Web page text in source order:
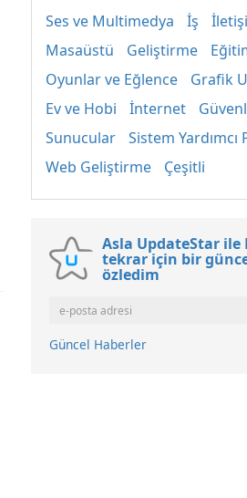
Ses ve Multimedya İş
Masaüstü
Geliştirme
Oyunlar ve Eğlence
Grafik
Ev ve Hobi
İnternet
Sunucular
Sistem Yardımcı
Web Geliştirme
Çeşitli
Asla UpdateStar ile
tekrar için bir
özledim
Güncel Haberler